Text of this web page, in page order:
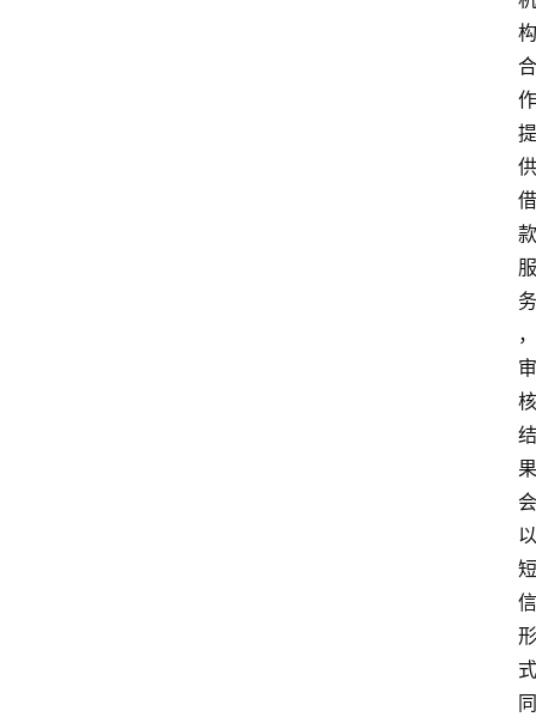
构
合
作
提
供
借
款
服
务
，
审
核
结
果
会
以
短
信
形
式
同